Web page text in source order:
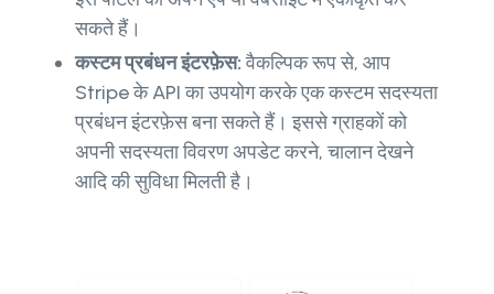
सकते हैं।
कस्टम प्रबंधन इंटरफ़ेस:वैकल्पिक रूप से, आप
Stripe के API का उपयोग करके एक कस्टम सदस्यता
प्रबंधन इंटरफ़ेस बना सकते हैं। इससे ग्राहकों को
अपनी सदस्यता विवरण अपडेट करने, चालान देखने
आदि की सुविधा मिलती है।